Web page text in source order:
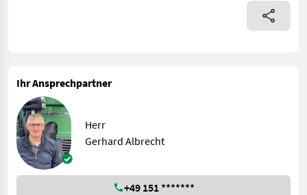
Ihr Ansprechpartner
Herr
Gerhard Albrecht
+49 151 *******